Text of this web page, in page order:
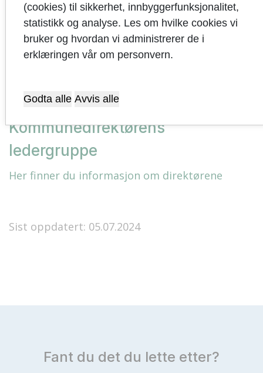
Videredelegeringsreglement for
kommunedirektøren
Kommunedirektørens
ledergruppe
Her finner du informasjon om direktørene
Sist oppdatert: 05.07.2024
(cookies) til sikkerhet, innbyggerfunksjonalitet,
statistikk og analyse. Les om hvilke cookies vi
bruker og hvordan vi administrerer de i
erklæringen vår om personvern.
Godta alle Avvis alle